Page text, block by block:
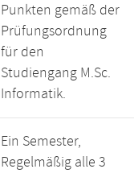
Punkten gemäß der
Prüfungsordnung
für den
Studiengang M.Sc.
Informatik.
Ein Semester,
Regelmäßig alle 3